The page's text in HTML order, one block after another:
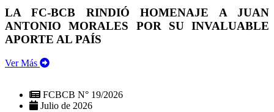
LA FC-BCB RINDIÓ HOMENAJE A JUAN
ANTONIO MORALES POR SU INVALUABLE
APORTE AL PAÍS
Ver Más
FCBCB N° 19/2026
Julio de 2026